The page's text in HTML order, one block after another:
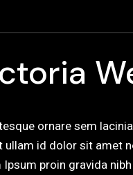
ornare sem
ullam id dolor sit amet
Ipsum proin gravida